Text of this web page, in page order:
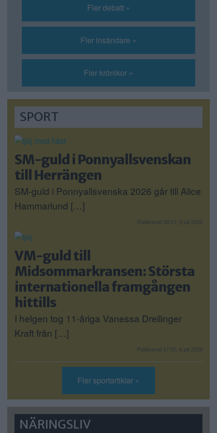
Fler debatt »
Fler insändare »
Fler krönikor »
SPORT
SM-guld i Ponnyallsvenskan
till Herrängen
SM-guld i Ponnyallsvenska 2026 går till Alice
Hammarlund […]
Publicerad 08:17, 9 juli 2026
VM-guld till
Midsommarkransen: Största
internationella framgången
hittills
I helgen tog 11-åriga Vanessa Dreilinger
Kraft från […]
Publicerad 17:02, 6 juli 2026
Fler sportartiklar »
NÄRINGSLIV